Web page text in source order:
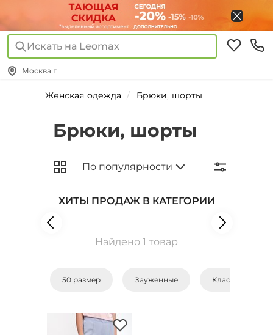
Искать на Leomax
Москва г
Женская одежда Брюки, шорты
Брюки, шорты
ХИТЫ ПРОДАЖ В КАТЕГОРИИ
Найдено 1 товар
50 размер Зауженные Классические